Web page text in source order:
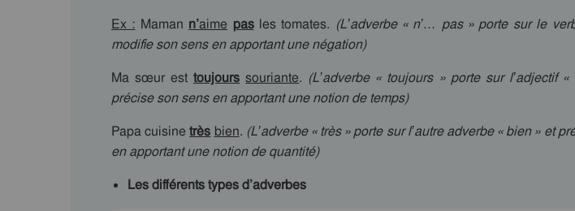
Ex : Maman n’aime pasles tomates. (L’adverbe « n’… pas » porte sur le
modifie son sens en apportant une négation)
Ma sœur esttoujours souriante. (L’adverbe « toujours » porte sur l’adjectif
précise son sens en apportant une notion de temps)
Papa cuisinetrès bien. (L’adverbe « très » porte sur l’autre adverbe « bien » et
en apportant une notion de quantité)
Les différents types d’adverbes